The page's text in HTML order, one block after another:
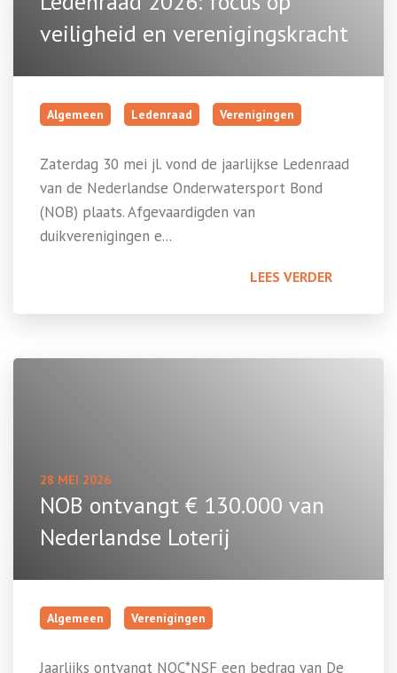
veiligheid en verenigingskracht
Algemeen Ledenraad Verenigingen
Zaterdag 30 mei jl. vond de jaarlijkse Ledenraad
van de Nederlandse Onderwatersport Bond
(NOB) plaats. Afgevaardigden van
duikverenigingen e...
LEES VERDER
28 MEI 2026
NOB ontvangt € 130.000 van
Nederlandse Loterij
Algemeen Verenigingen
Jaarlijks ontvangt NOC*NSF een bedrag van De